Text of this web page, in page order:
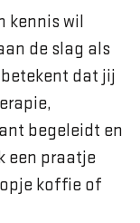
kennis wil
de slag als
dat jij
begeleidt en
een praatje
koffie of